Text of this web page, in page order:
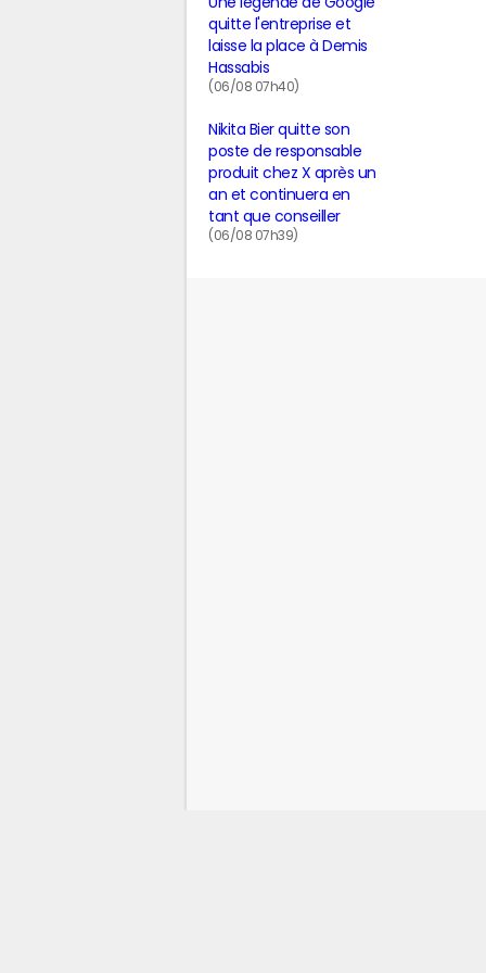
quitte l'entreprise et
laisse la place à Demis
Hassabis
(06/08 07h40)
Nikita Bier quitte son
poste de responsable
produit chez X après un
an et continuera en
tant que conseiller
(06/08 07h39)